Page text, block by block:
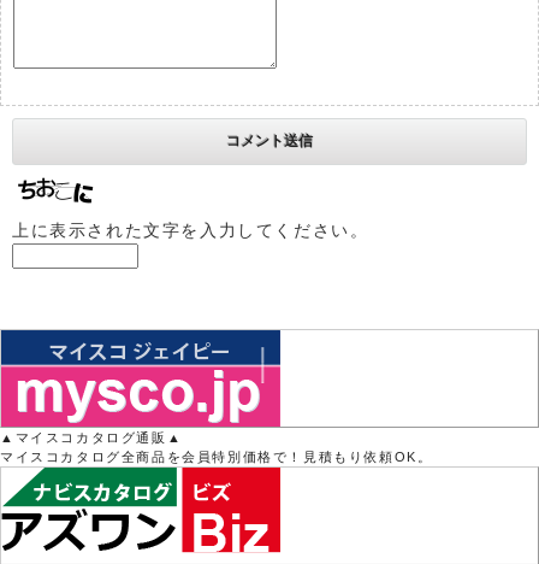
上に表示された文字を入力してください。
▲マイスコカタログ通販▲
マイスコカタログ全商品を会員特別価格で！見積もり依頼OK。